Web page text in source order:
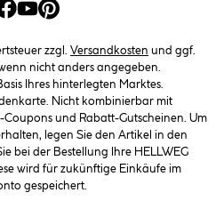
zzgl. Versandkosten und ggf.
nicht anders angegeben.
Ihres hinterlegten Marktes.
Nicht kombinierbar mit
und Rabatt-Gutscheinen. Um
legen Sie den Artikel in den
bei der Bestellung Ihre HELLWEG
wird für zukünftige Einkäufe im
gespeichert.